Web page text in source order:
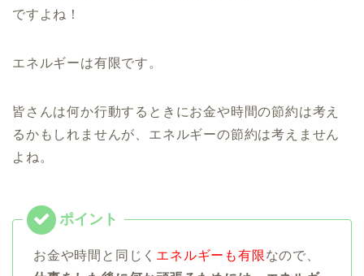
ですよね！
エネルギーは有限です。
皆さんは何か行動するときにお金や時間の節約は考え
るかもしれませんが、エネルギーの節約は考えません
よね。
お金や時間と同じく エネルギーも有限なので、